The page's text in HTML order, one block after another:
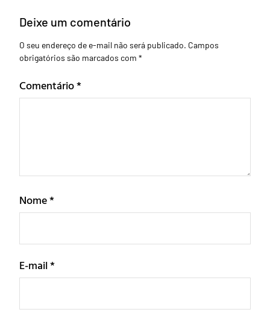
Deixe um comentário
O seu endereço de e-mail não será publicado. Campos
obrigatórios são marcados com *
Comentário*
Nome*
E-mail*